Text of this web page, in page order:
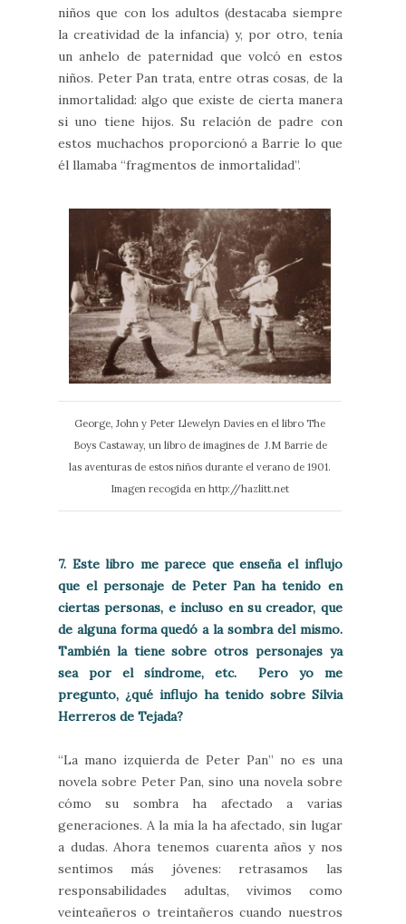
niños que con los adultos (destacaba siempre
la creatividad de la infancia) y, por otro, tenía
un anhelo de paternidad que volcó en estos
niños. Peter Pan trata, entre otras cosas, de la
inmortalidad: algo que existe de cierta manera
si uno tiene hijos. Su relación de padre con
estos muchachos proporcionó a Barrie lo que
él llamaba “fragmentos de inmortalidad”.
George, John y Peter Llewelyn Davies en el libro The
Boys Castaway, un libro de imagines de J.M Barrie de
las aventuras de estos niños durante el verano de 1901.
Imagen recogida en http://hazlitt.net
7. Este libro me parece que enseña el influjo
que el personaje de Peter Pan ha tenido en
ciertas personas, e incluso en su creador, que
de alguna forma quedó a la sombra del mismo.
También la tiene sobre otros personajes ya
sea por el síndrome, etc. Pero yo me
pregunto, ¿qué influjo ha tenido sobre Silvia
Herreros de Tejada?
“La mano izquierda de Peter Pan” no es una
novela sobre Peter Pan, sino una novela sobre
cómo su sombra ha afectado a varias
generaciones. A la mía la ha afectado, sin lugar
a dudas. Ahora tenemos cuarenta años y nos
sentimos más jóvenes: retrasamos las
responsabilidades adultas, vivimos como
veinteañeros o treintañeros cuando nuestros